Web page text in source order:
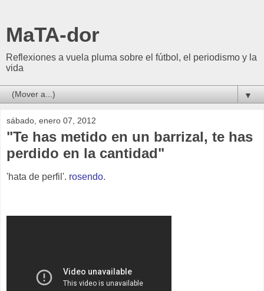
MaTA-dor
Reflexiones a vuela pluma sobre el fútbol, el periodismo y la
vida
▼
sábado, enero 07, 2012
"Te has metido en un barrizal, te has
perdido en la cantidad"
'hata de perfil'. rosendo.